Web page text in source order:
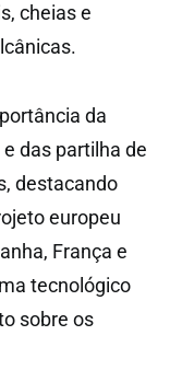
cheias e
da
das partilha de
destacando
europeu
França e
tecnológico
sobre os